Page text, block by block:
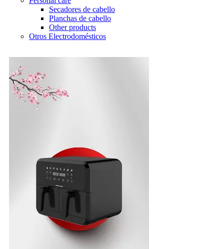
Secadores de cabello
Planchas de cabello
Other products
Otros Electrodomésticos